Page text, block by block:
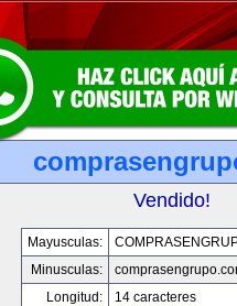
Vendido!
Mayusculas:
Minusculas:
Longitud:
14 caracteres